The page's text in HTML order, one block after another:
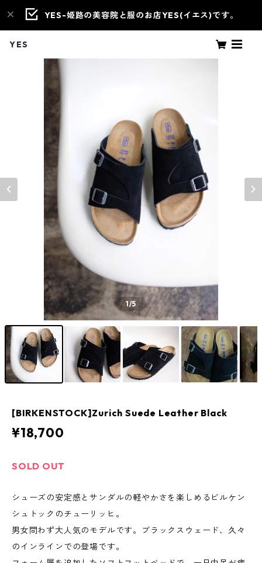
YES-姫路の美容院と服のお店YES(イエス)です。
YES
1/5
[BIRKENSTOCK]Zurich Suede Leather Black
¥18,700
SOLD OUT
シューズの安定感とサンダルの軽やかさを楽しめるビルケン
シュトックのチューリッヒ。
男女問わず大人気のモデルです。ブラックスウェード、久々
のインラインでの登場です。